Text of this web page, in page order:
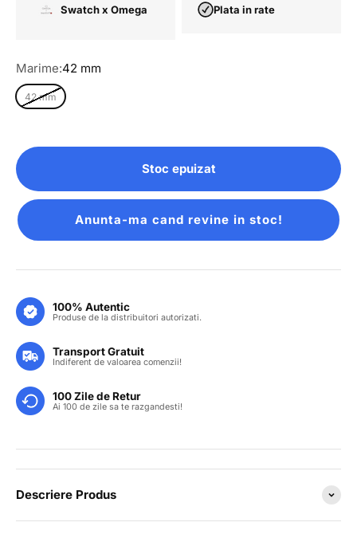
Swatch x Omega Plata in rate
Marime:42 mm
42 mm
Stoc epuizat
Anunta-ma cand revine in stoc!
100% Autentic
Produse de la distribuitori autorizati.
Transport Gratuit
Indiferent de valoarea comenzii!
100 Zile de Retur
Ai 100 de zile sa te razgandesti!
Descriere Produs